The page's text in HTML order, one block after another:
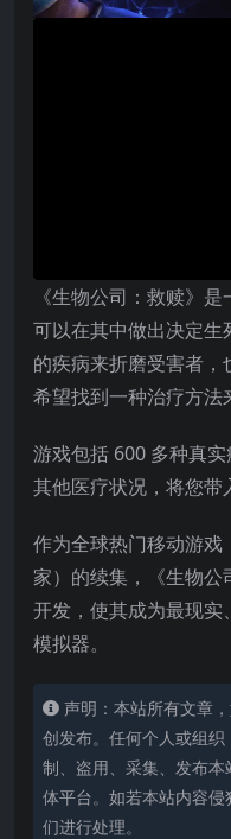
《生物公司：救赎》
可以在其中做出决定生
的疾病来折磨受害者
希望找到一种治疗方法
游戏包括 600 多种真
其他医疗状况，将您带
作为全球热门移动游
家）的续集，《生物
开发，使其成为最现实
模拟器。
声明：本站所有文章
创发布。任何个人或组
制、盗用、采集、发布
体平台。如若本站内容
们进行处理。